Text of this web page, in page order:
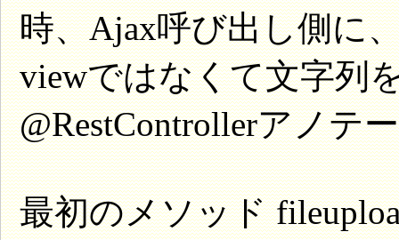
時、Ajax呼び出し側に
viewではなくて文字列
@RestControllerアノテ
最初のメソッド